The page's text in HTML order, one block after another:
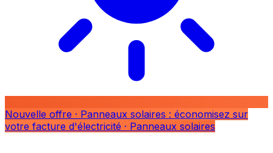
Nouvelle offre · Panneaux solaires : économisez sur
votre facture d'électricité · Panneaux solaires